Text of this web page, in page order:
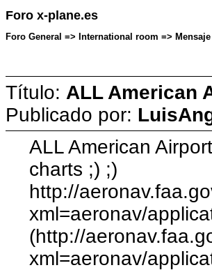
Foro x-plane.es
Foro General => International room =>
Título: ALL American
Publicado por:
ALL American
charts ;) ;)
http://
xml=aeronav/
(http://
xml=aeronav/